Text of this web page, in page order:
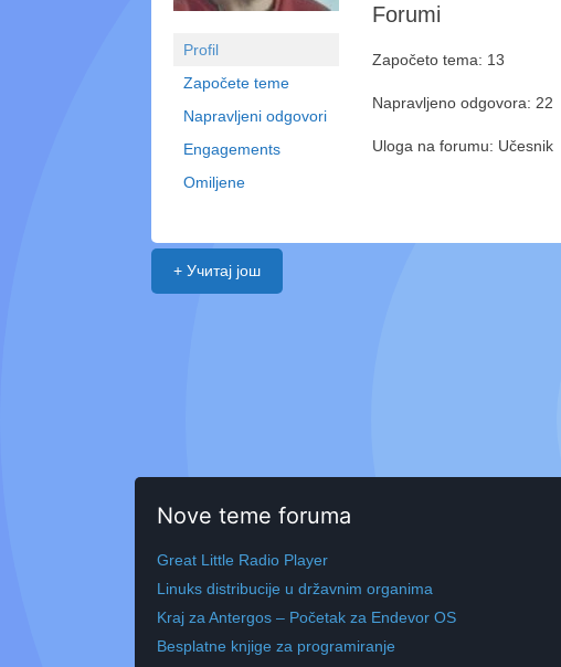
Profil
Započete teme
Napravljeni odgovori
Engagements
Omiljene
Forumi
Započeto tema: 13
Napravljeno odgovora: 22
Uloga na forumu: Učesnik
+ Учитај још
Nove teme foruma
Great Little Radio Player
Linuks distribucije u državnim organima
Kraj za Antergos – Početak za Endevor OS
Besplatne knjige za programiranje